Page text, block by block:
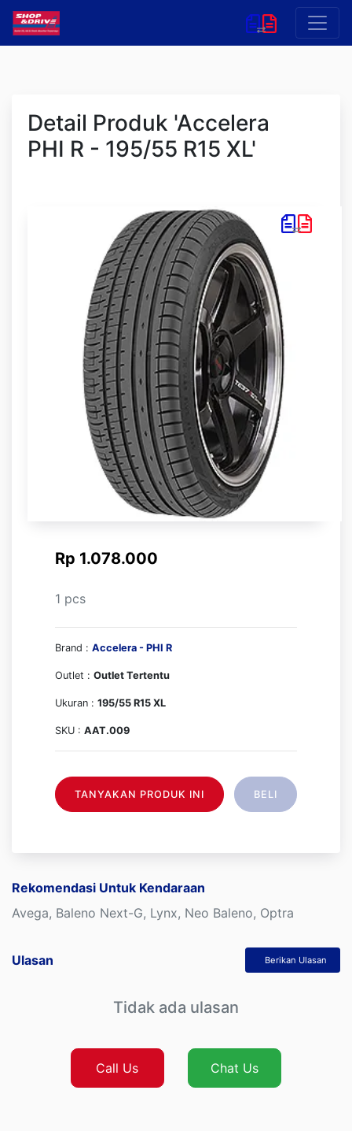
Detail Produk 'Accelera
PHI R - 195/55 R15 XL'
Rp 1.078.000
1 pcs
Brand : Accelera - PHI R
Outlet : Outlet Tertentu
Ukuran : 195/55 R15 XL
SKU : AAT.009
TANYAKAN PRODUK INI BELI
Rekomendasi Untuk Kendaraan
Avega, Baleno Next-G, Lynx, Neo Baleno, Optra
Ulasan Berikan Ulasan
Tidak ada ulasan
Call Us Chat Us